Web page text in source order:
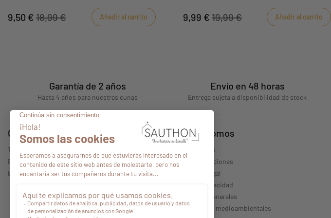
9,50 € 18,99 € Añadir al carrito 9,99 € 19,99 € Añadir al carrito
Garantía de 2 años
Hasta 4 años para nuestras cunas
Envío en 48 horas
Entrega sujeta a disponibilidad de stock
Consejos
Todos nuestros consejos
Encontrar un punto de venta
Espacio profesional
Quiénes somos
Quiénes somos
Nuestras colecciones
Información legal
Política de privacidad
Condiciones generales
Características medioambientales